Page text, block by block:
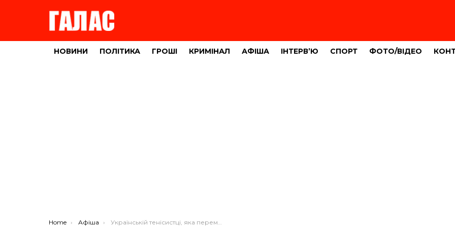
НОВИНИ ПОЛІТИКА ГРОШІ КРИМІНАЛ АФІША ІНТЕРВ’Ю СПОРТ ФОТО/ВІДЕО
You are here:
Home Афіша Українській тенісистці, яка перемогла Серену Вільямс, присвятили пісню (ВІДЕО)